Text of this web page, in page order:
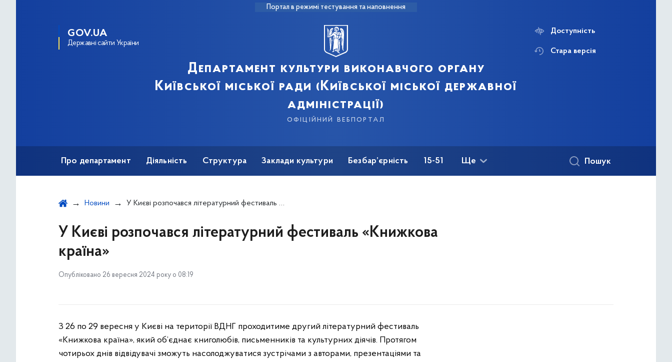
Портал в режимі тестування та наповнення
GOV.UA
Державні сайти України
Департамент культури виконавчого органу
Київської міської ради (Київської міської державної
адміністрації)
офіційний вебпортал
Доступність
Стара версія
Про департамент Діяльність Структура Заклади культури Безбар’єрність 15-51 Ще Пошук
Новини У Києві розпочався літературний фестиваль «Книжкова країна»
У Києві розпочався літературний фестиваль «Книжкова
країна»
Опубліковано 26 вересня 2024 року о 08:19
З 26 по 29 вересня у Києві на території ВДНГ проходитиме другий літературний фестиваль
«Книжкова країна», який об’єднає книголюбів, письменників та культурних діячів. Протягом
чотирьох днів відвідувачі зможуть насолоджуватися зустрічами з авторами, презентаціями та